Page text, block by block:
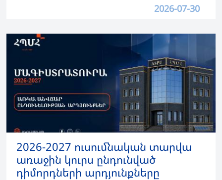
2026-07-30
2026-2027 ուսումնական տարվա
առաջին կուրս ընդունված
դիմորդների արդյունքները